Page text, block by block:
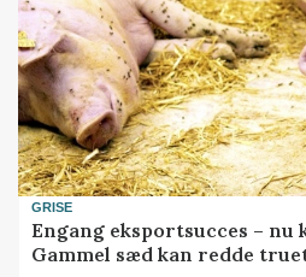
GRISE
Engang eksportsucces –
Gammel sæd kan redde